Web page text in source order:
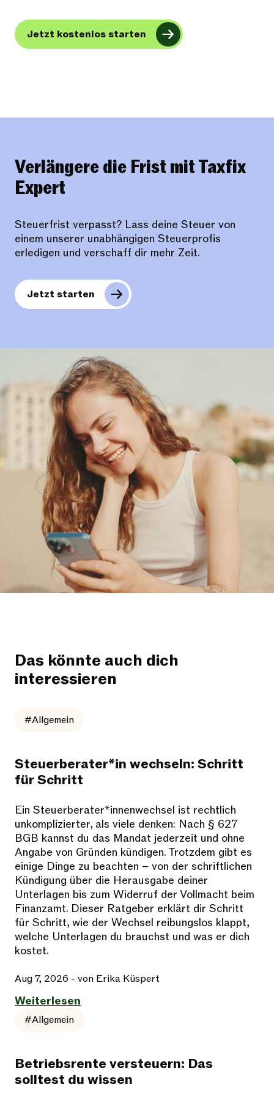
Jetzt kostenlos starten
Verlängere die Frist mit Taxfix
Expert
Steuerfrist verpasst? Lass deine Steuer von
einem unserer unabhängigen Steuerprofis
erledigen und verschaff dir mehr Zeit.
Jetzt starten
Das könnte auch dich
interessieren
#Allgemein
Steuerberater*in wechseln: Schritt
für Schritt
Ein Steuerberater*innenwechsel ist rechtlich
unkomplizierter, als viele denken: Nach § 627
BGB kannst du das Mandat jederzeit und ohne
Angabe von Gründen kündigen. Trotzdem gibt es
einige Dinge zu beachten – von der schriftlichen
Kündigung über die Herausgabe deiner
Unterlagen bis zum Widerruf der Vollmacht beim
Finanzamt. Dieser Ratgeber erklärt dir Schritt
für Schritt, wie der Wechsel reibungslos klappt,
welche Unterlagen du brauchst und was er dich
kostet.
Aug 7, 2026 - von Erika Küspert
Weiterlesen
#Allgemein
Betriebsrente versteuern: Das
solltest du wissen